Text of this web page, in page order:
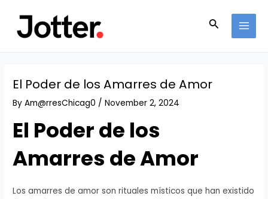
content
Search
El Poder de los Amarres de Amor
ByAm@rresChicag0 /November 2, 2024
El Poder de los
Amarres de Amor
Los amarres de amor son rituales místicos que han existido
navigation